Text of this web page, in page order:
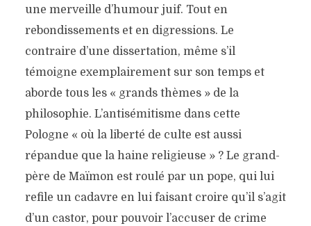
une merveille d’humour juif. Tout en
rebondissements et en digressions. Le
contraire d’une dissertation, même s’il
témoigne exemplairement sur son temps et
aborde tous les « grands thèmes » de la
philosophie. L’antisémitisme dans cette
Pologne « où la liberté de culte est aussi
répandue que la haine religieuse » ? Le grand-
père de Maïmon est roulé par un pope, qui lui
refile un cadavre en lui faisant croire qu’il s’agit
d’un castor, pour pouvoir l’accuser de crime